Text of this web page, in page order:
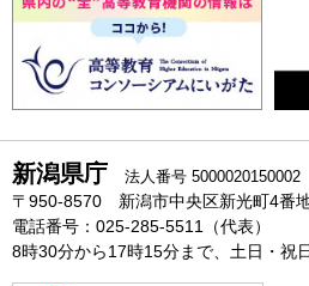
新潟県庁 法人番号 5000020150002
〒950-8570 新潟市中央区新光町4番
電話番号：025-285-5511（代表）
8時30分から17時15分まで、土日・祝